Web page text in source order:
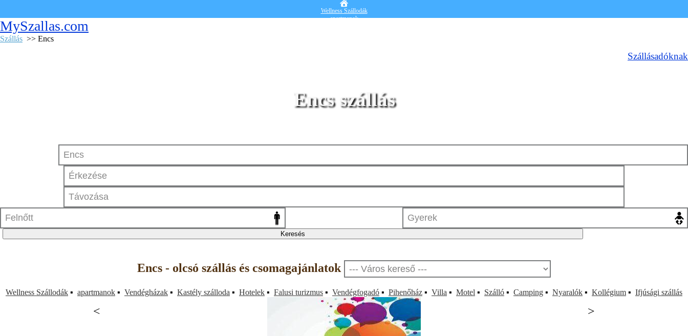
Wellness Szállodák
apartmanok
MySzallas.com
Szállás >> Encs
Szállásadóknak
Encs szállás
< >
Encs - olcsó szállás és csomagajánlatok
Wellness Szállodák ▪ apartmanok ▪ Vendégházak ▪ Kastély szálloda ▪ Hotelek ▪ Falusi turizmus ▪ Vendégfogadó ▪ Pihenőház ▪ Villa ▪ Motel ▪ Szálló ▪ Camping ▪ Nyaralók ▪ Kollégium ▪ Ifjúsági szállás